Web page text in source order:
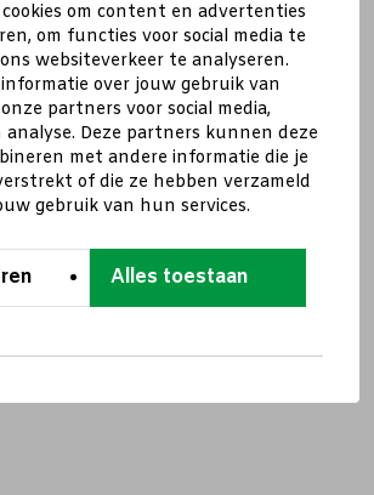
om content en advertenties
om functies voor social media te
websiteverkeer te analyseren.
over jouw gebruik van
partners voor social media,
Deze partners kunnen deze
met andere informatie die je
of die ze hebben verzameld
gebruik van hun services.
Alles toestaan